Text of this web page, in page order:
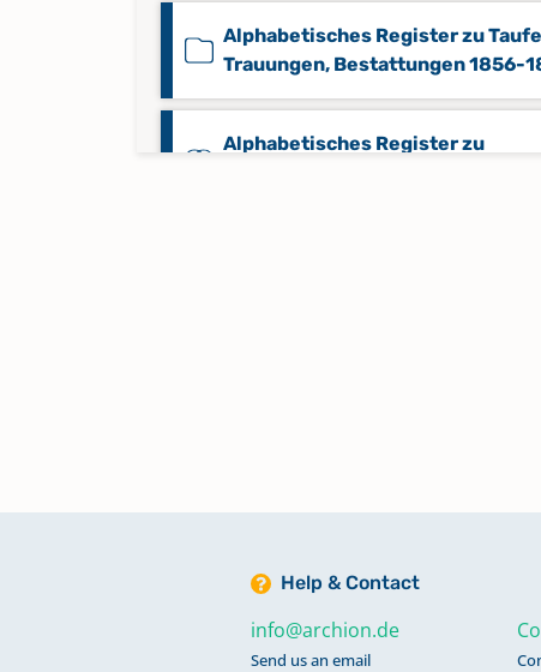
Alphabetisches Register zu
Trauungen, Bestattungen 1856-
Alphabetisches Register zu
Bestattungen 1854-1860
Help & Contact
info@archion.de
Send us an email